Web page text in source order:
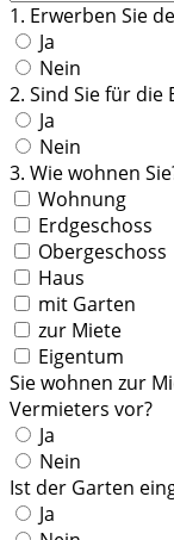
1. Erwerben Sie
Ja
Nein
2. Sind Sie für die
Ja
Nein
3. Wie wohnen
Wohnung
Erdgeschoss
Obergeschoss
Haus
mit Garten
zur Miete
Eigentum
Sie wohnen zur
Vermieters vor?
Ja
Nein
Ist der Garten
Ja